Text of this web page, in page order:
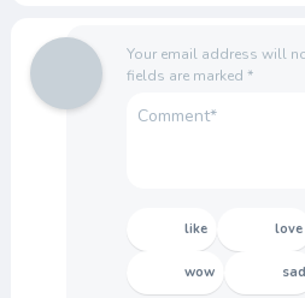
Your email address will
fields are marked *
like love
wow sad